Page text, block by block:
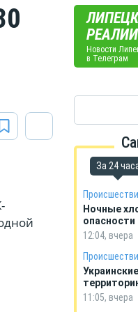
НА
РЕАЛИИ
Новости
в Телеграм
В
За 24
Ночные
опасности
12:04, вчера
11:05, вчера